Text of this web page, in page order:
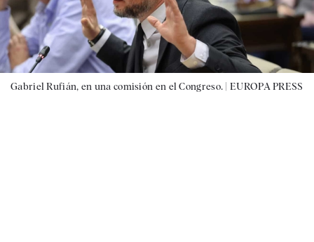
Gabriel Rufián, en una comisión en el Congreso. | EUROPA PRESS